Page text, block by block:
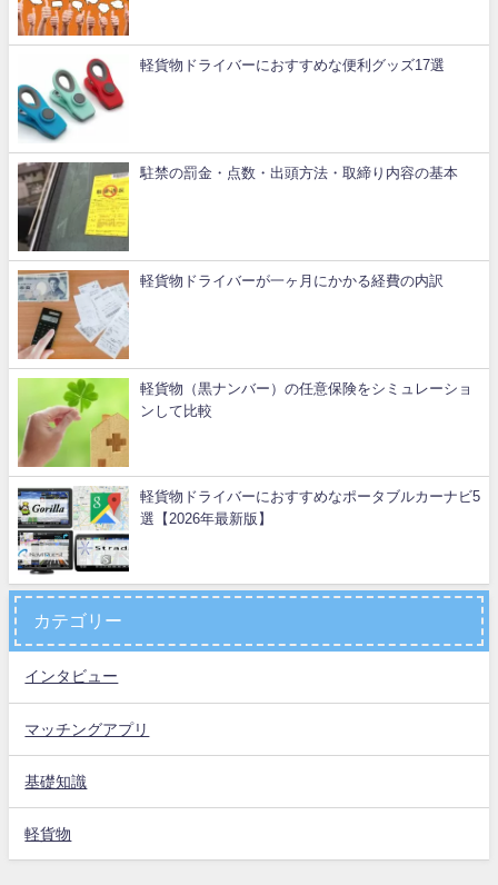
軽貨物ドライバーにおすすめな便利グッズ17選
駐禁の罰金・点数・出頭方法・取締り内容の基本
軽貨物ドライバーが一ヶ月にかかる経費の内訳
軽貨物（黒ナンバー）の任意保険をシミュレーショ
ンして比較
軽貨物ドライバーにおすすめなポータブルカーナビ5
選【2026年最新版】
カテゴリー
インタビュー
マッチングアプリ
基礎知識
軽貨物